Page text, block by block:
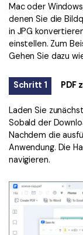
Mac oder
denen Sie die
in JPG
einstellen. Zum
Gehen Sie dazu
Schritt 1 PDF
Laden Sie
Sobald der
Nachdem die
Anwendung. Die
navigieren.